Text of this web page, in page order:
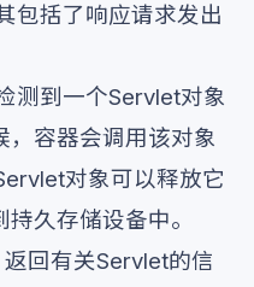
包括了响应请求发出
到一个Servlet对象
，容器会调用该对象
对象可以释放它
久存储设备中。
回有关Servlet的信